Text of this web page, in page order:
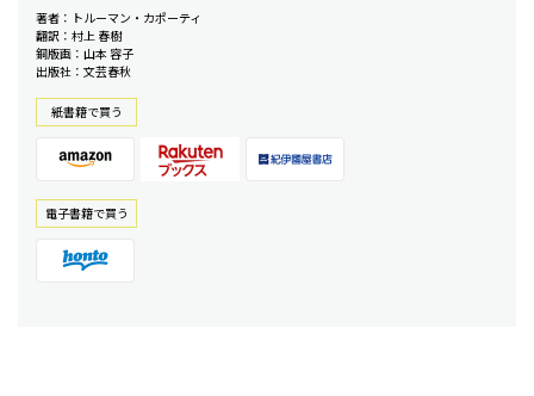
著者：トルーマン・カポーティ
翻訳：村上 春樹
銅版画：山本 容子
出版社：文芸春秋
紙書籍で買う
電⼦書籍で買う